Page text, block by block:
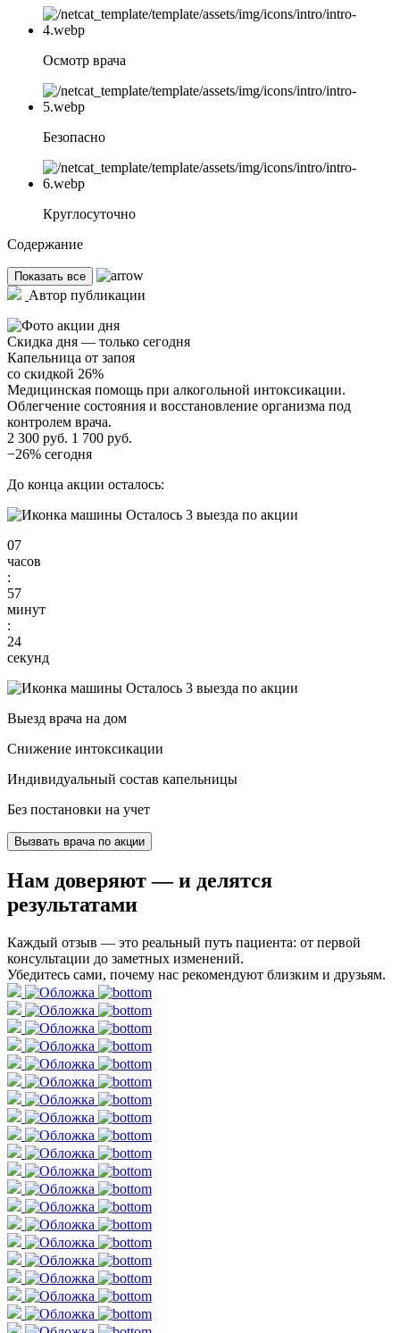
Осмотр врача
Безопасно
Круглосуточно
Содержание
Показать все
Автор публикации
Скидка дня — только сегодня
Капельница от запоя
со скидкой 26%
Медицинская помощь при алкогольной интоксикации.
Облегчение состояния и восстановление организма под
контролем врача.
2 300 руб. 1 700 руб.
−26% сегодня
До конца акции осталось:
Осталось 3 выезда по акции
07
часов
:
57
минут
:
23
секунд
Осталось 3 выезда по акции
Выезд врача на дом
Снижение интоксикации
Индивидуальный состав капельницы
Без постановки на учет
Вызвать врача по акции
Нам доверяют— и делятся
результатами
Каждый отзыв — это реальный путь пациента: от первой
консультации до заметных изменений.
Убедитесь сами, почему нас рекомендуют близким и друзьям.